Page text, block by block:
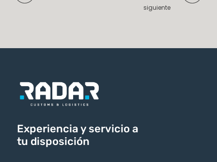
siguiente
Experiencia y servicio a
tu disposición